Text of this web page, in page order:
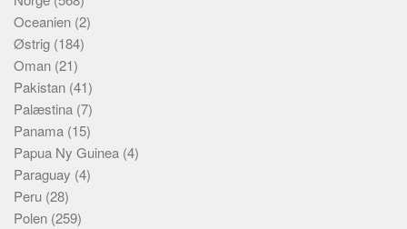
Oceanien (2)
Østrig (184)
Oman (21)
Pakistan (41)
Palæstina (7)
Panama (15)
Papua Ny Guinea (4)
Paraguay (4)
Peru (28)
Polen (259)